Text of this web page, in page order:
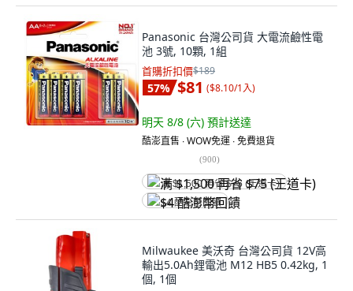
Panasonic 台灣公司貨 大電流鹼性電
池 3號, 10顆, 1組
首購折扣價$189
57% $81 ($8.10/1入)
明天 8/8 (六) 預計送達
酷澎直售 ∙ WOW免運 ∙ 免費退貨
(900)
满 $1,500 再省 $75 (王道卡)
$4 酷澎幣回饋
Milwaukee 美沃奇 台灣公司貨 12V高
輸出5.0Ah鋰電池 M12 HB5 0.42kg, 1
個, 1個